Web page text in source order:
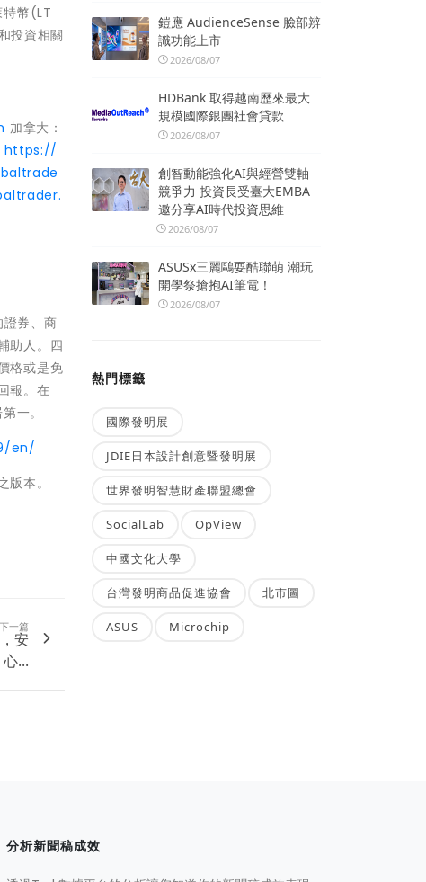
幣(LT
投資相關
加拿大：
https://
證券、商
助人。四
格或是免
報。在
一。
en/
本。
下一篇
安
心...
鎧應 AudienceSense 臉部辨
識功能上市
2026/08/07
HDBank 取得越南歷來最大
規模國際銀團社會貸款
2026/08/07
創智動能強化AI與經營雙軸
競爭力 投資長受臺大EMBA
邀分享AI時代投資思維
2026/08/07
ASUSx三麗鷗耍酷聯萌 潮玩
開學祭搶抱AI筆電！
2026/08/07
熱門標籤
國際發明展
JDIE日本設計創意暨發明展
世界發明智慧財產聯盟總會
SocialLab OpView
中國文化大學
台灣發明商品促進協會 北市圖
ASUS Microchip
分析新聞稿成效